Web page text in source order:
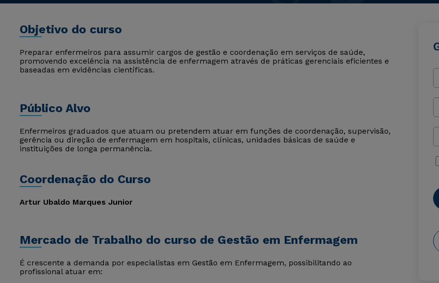
Objetivo do curso
Preparar enfermeiros para assumir cargos de gestão e coordenação em serviços de saúde,
promovendo excelência na assistência de enfermagem através de práticas gerenciais eficientes e
baseadas em evidências científicas.
Público Alvo
Enfermeiros graduados que atuam ou pretendem atuar em funções de coordenação, supervisão,
gerência ou direção de enfermagem em hospitais, clínicas, unidades básicas de saúde e
instituições de longa permanência.
Coordenação do Curso
Artur Ubaldo Marques Junior
Mercado de Trabalho do curso de Gestão em Enfermagem
É crescente a demanda por especialistas em Gestão em Enfermagem, possibilitando ao
profissional atuar em: